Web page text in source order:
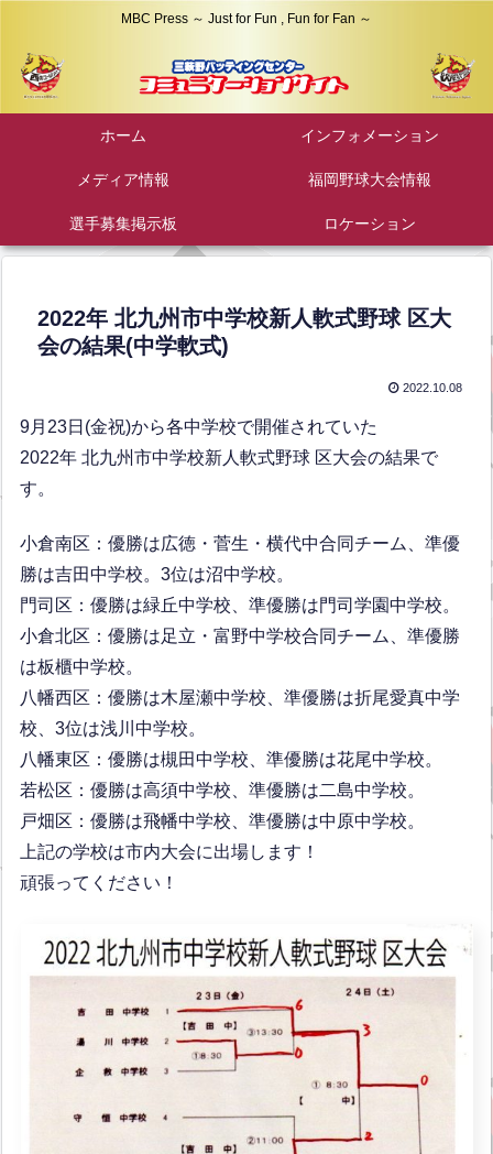
MBC Press ～ Just for Fun , Fun for Fan ～
ホーム インフォメーション
メディア情報 福岡野球大会情報
選手募集掲示板 ロケーション
2022年 北九州市中学校新人軟式野球 区大
会の結果(中学軟式)
2022.10.08
9月23日(金祝)から各中学校で開催されていた
2022年 北九州市中学校新人軟式野球 区大会の結果で
す。
小倉南区：優勝は広徳・菅生・横代中合同チーム、準優
勝は吉田中学校。3位は沼中学校。
門司区：優勝は緑丘中学校、準優勝は門司学園中学校。
小倉北区：優勝は足立・富野中学校合同チーム、準優勝
は板櫃中学校。
八幡西区：優勝は木屋瀬中学校、準優勝は折尾愛真中学
校、3位は浅川中学校。
八幡東区：優勝は槻田中学校、準優勝は花尾中学校。
若松区：優勝は高須中学校、準優勝は二島中学校。
戸畑区：優勝は飛幡中学校、準優勝は中原中学校。
上記の学校は市内大会に出場します！
頑張ってください！